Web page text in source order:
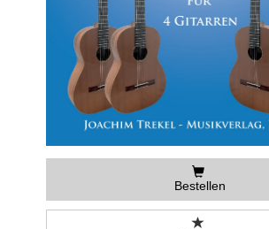
Bestellen